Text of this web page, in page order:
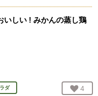
いしい ! みかんの蒸し鶏
ダ お気
4